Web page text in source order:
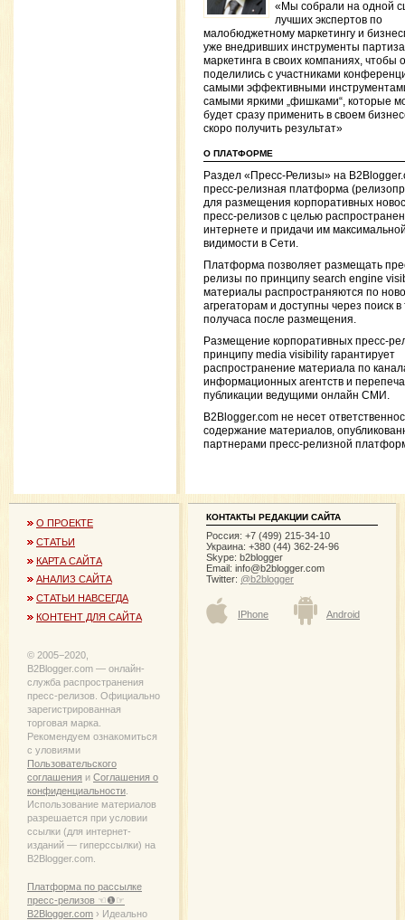
«Мы собрали на одной
лучших экспертов по
малобюджетному маркетингу и
уже внедривших инструменты
маркетинга в своих компаниях, чтобы
поделились с участниками
самыми эффективными
самыми яркими „фишками“, которые
будет сразу применить в своем
скоро получить результат»
О ПЛАТФОРМЕ
Раздел «Пресс-Релизы» на
пресс-релизная платформа
для размещения корпоративных
пресс-релизов с целью
интернете и придачи им
видимости в Сети.
Платформа позволяет размещать
релизы по принципу search engine
материалы распространяются по
агрегаторам и доступны через поиск в
получаса после размещения.
Размещение корпоративных пресс-
принципу media visibility гарантирует
распространение материала по
информационных агентств и
публикации ведущими онлайн СМИ.
B2Blogger.com не несет
содержание материалов,
партнерами пресс-релизной
О ПРОЕКТЕ
СТАТЬИ
КАРТА САЙТА
АНАЛИЗ САЙТА
СТАТЬИ НАВСЕГДА
КОНТЕНТ ДЛЯ САЙТА
© 2005−2020,
B2Blogger.com — онлайн-
служба распространения
пресс-релизов. Официально
зарегистрированная
торговая марка.
Рекомендуем ознакомиться
с уловиями
Пользовательского
соглашения и Соглашения о
конфиденциальности
Использование материалов
разрешается при условии
ссылки (для интернет-
изданий — гиперссылки) на
B2Blogger.com.
Платформа по рассылке
пресс-релизов ☜❶☞
B2Blogger.com › Идеально
КОНТАКТЫ РЕДАКЦИИ САЙТА
Россия: +7 (499) 215-34-10
Украина: +380 (44) 362-24-96
Skype: b2blogger
Email: info@b2blogger.com
Twitter: @b2blogger
IPhone Android